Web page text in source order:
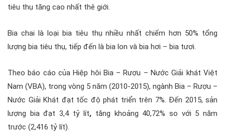
tiêu thụ tăng cao nhất thê giới.
Bia chai là loại bia tiêu thụ nhiều nhất chiếm hơn 50% tổng
lượng bia tiêu thụ, tiếp đến là bia lon và bia hơi – bia tươi.
Theo báo cáo của Hiệp hôi Bia – Rượu – Nước Giải khát Việt
Nam (VBA), trong vòng 5 năm (2010-2015), ngành Bia – Rượu –
Nước Giải Khát đạt tốc độ phát triển trên 7%. Đến 2015, sản
lượng bia đạt 3,4 tỷ lít, tăng khoảng 40,72% so với 5 năm
trước (2,416 tỷ lít).